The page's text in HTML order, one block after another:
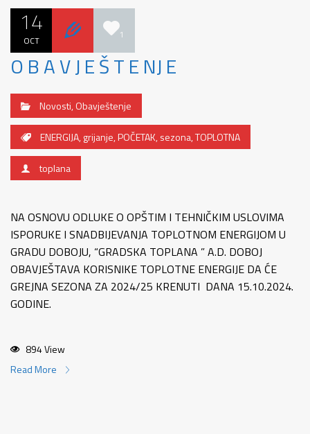
14
OCT 1
O B A V J E Š T E NJ E
Novosti,Obavještenje
ENERGIJA,grijanje,POČETAK,sezona,TOPLOTNA
toplana
NA OSNOVU ODLUKE O OPŠTIM I TEHNIČKIM USLOVIMA
ISPORUKE I SNADBIJEVANJA TOPLOTNOM ENERGIJOM U
GRADU DOBOJU, “GRADSKA TOPLANA ” A.D. DOBOJ
OBAVJEŠTAVA KORISNIKE TOPLOTNE ENERGIJE DA ĆE
GREJNA SEZONA ZA 2024/25 KRENUTI DANA 15.10.2024.
GODINE.
894 View
Read More